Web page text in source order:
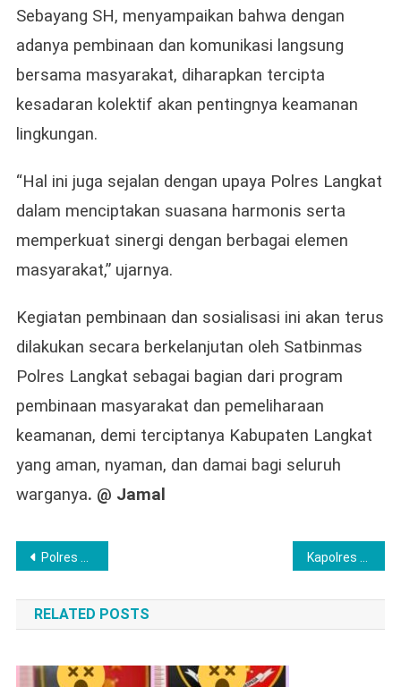
Sebayang SH, menyampaikan bahwa dengan
adanya pembinaan dan komunikasi langsung
bersama masyarakat, diharapkan tercipta
kesadaran kolektif akan pentingnya keamanan
lingkungan.
“Hal ini juga sejalan dengan upaya Polres Langkat
dalam menciptakan suasana harmonis serta
memperkuat sinergi dengan berbagai elemen
masyarakat,” ujarnya.
Kegiatan pembinaan dan sosialisasi ini akan terus
dilakukan secara berkelanjutan oleh Satbinmas
Polres Langkat sebagai bagian dari program
pembinaan masyarakat dan pemeliharaan
keamanan, demi terciptanya Kabupaten Langkat
yang aman, nyaman, dan damai bagi seluruh
warganya. @ Jamal
Post
navigation
Polres Musi Rawas Gelar Penyuluhan Kesehatan Paru dan Pemeriksaan Spirometri Bagi Personel Polres
RELATED POSTS